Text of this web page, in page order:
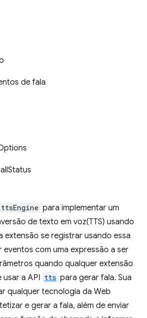
de fala
para implementar um
de texto em voz(TTS) usando
extensão se registrar usando essa
eventos com uma expressão a ser
quando qualquer extensão
a API tts para gerar fala. Sua
qualquer tecnologia da Web
e gerar a fala, além de enviar